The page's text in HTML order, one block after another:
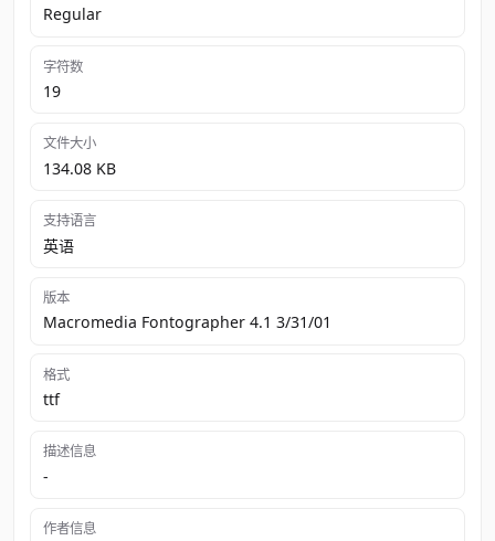
Regular
字符数
19
文件大小
134.08 KB
支持语言
英语
版本
Macromedia Fontographer 4.1 3/31/01
格式
ttf
描述信息
-
作者信息